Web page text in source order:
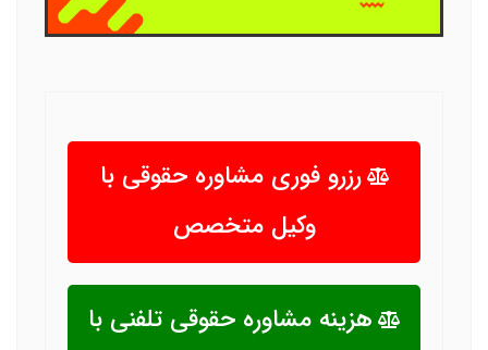
رزرو فوری مشاوره حقوقی با
وکیل متخصص
هزینه مشاوره حقوقی تلفنی با